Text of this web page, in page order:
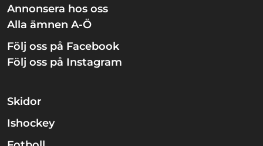
Annonsera hos oss
Alla ämnen A-Ö
Följ oss på Facebook
Följ oss på Instagram
Skidor
Ishockey